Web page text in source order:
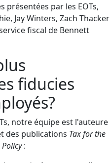
par les EOTs,
Jay Winters, Zach Thacker
fiscal de Bennett
fiducies
notre équipe est l'auteure
des publications Tax for the
Policy: